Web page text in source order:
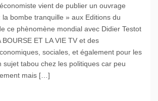
vient de publier un ouvrage
bombe tranquille » aux Editions du
ce phènomène mondial avec Didier Testot
ET LA VIE TV et des
sociales, et également pour les
sujet tabou chez les politiques car peu
mais […]